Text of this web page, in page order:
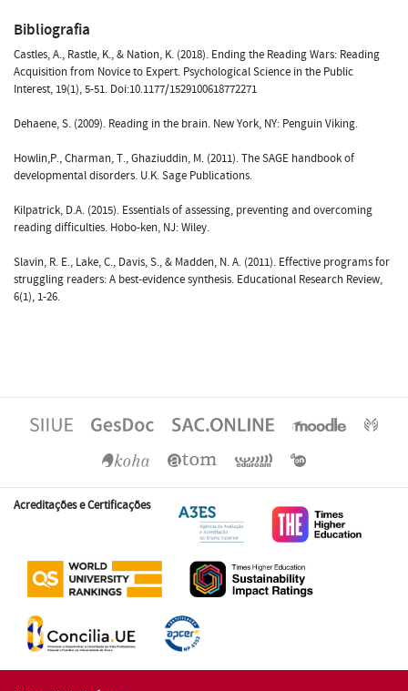
Bibliografia
Castles, A., Rastle, K., & Nation, K. (2018). Ending the Reading Wars: Reading
Acquisition from Novice to Expert. Psychological Science in the Public
Interest, 19(1), 5-51. Doi:10.1177/1529100618772271
Dehaene, S. (2009). Reading in the brain. New York, NY: Penguin Viking.
Howlin,P., Charman, T., Ghaziuddin, M. (2011). The SAGE handbook of
developmental disorders. U.K. Sage Publications.
Kilpatrick, D.A. (2015). Essentials of assessing, preventing and overcoming
reading difficulties. Hobo-ken, NJ: Wiley.
Slavin, R. E., Lake, C., Davis, S., & Madden, N. A. (2011). Effective programs for
struggling readers: A best-evidence synthesis. Educational Research Review,
6(1), 1-26.
Acreditações e Certificações